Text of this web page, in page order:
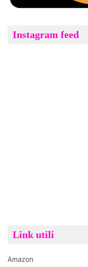
Instagram feed
Link utili
Amazon